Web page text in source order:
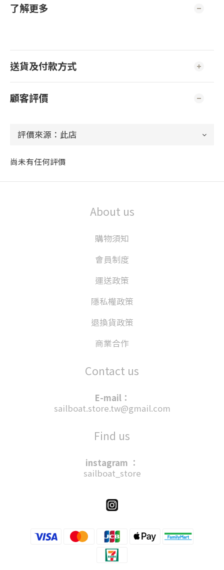
了解更多
送貨及付款方式
顧客評價
尚未有任何評價
About us
購物須知
會員制度
運送政策
隱私權政策
退換貨政策
商業合作
Contact us
E-mail：
sailboat.store.tw@gmail.com
Find us
instagram ：
sailboat_store